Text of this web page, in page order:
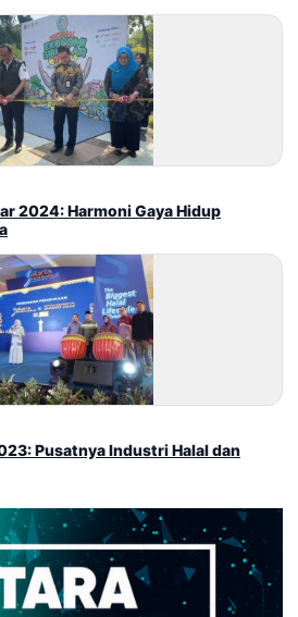
2024: Harmoni Gaya Hidup
Pusatnya Industri Halal dan